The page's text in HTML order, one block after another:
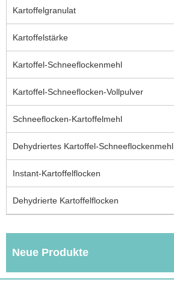
Kartoffelgranulat
Kartoffelstärke
Kartoffel-Schneeflockenmehl
Kartoffel-Schneeflocken-Vollpulver
Schneeflocken-Kartoffelmehl
Dehydriertes Kartoffel-Schneeflockenmehl
Instant-Kartoffelflocken
Dehydrierte Kartoffelflocken
Neue Produkte